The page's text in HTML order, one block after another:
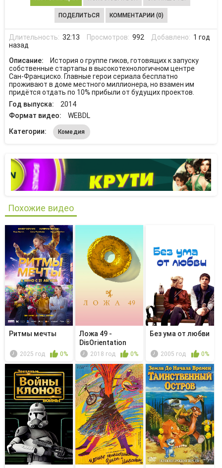
ПОДЕЛИТЬСЯ КОММЕНТАРИИ (0)
Длительность: 32:13 Просмотров: 992 Добавлено: 1 год
назад
Описание:
История о группе гиков, готовящих к запуску
собственные стартапы в высокотехнологичном центре
Сан-Франциско. Главные герои сериала бесплатно
проживают в доме местного миллионера, но взамен им
придётся отдать по 10% прибыли от будущих проектов.
Год выпуска:
2014
Формат видео:
WEBDL
Категории:
Комедия
Похожие видео
Ритмы мечты
2025 год 0%
Ложа 49 -
DisOrientation
2018 год 0%
Без ума от любви
2005 год 0%